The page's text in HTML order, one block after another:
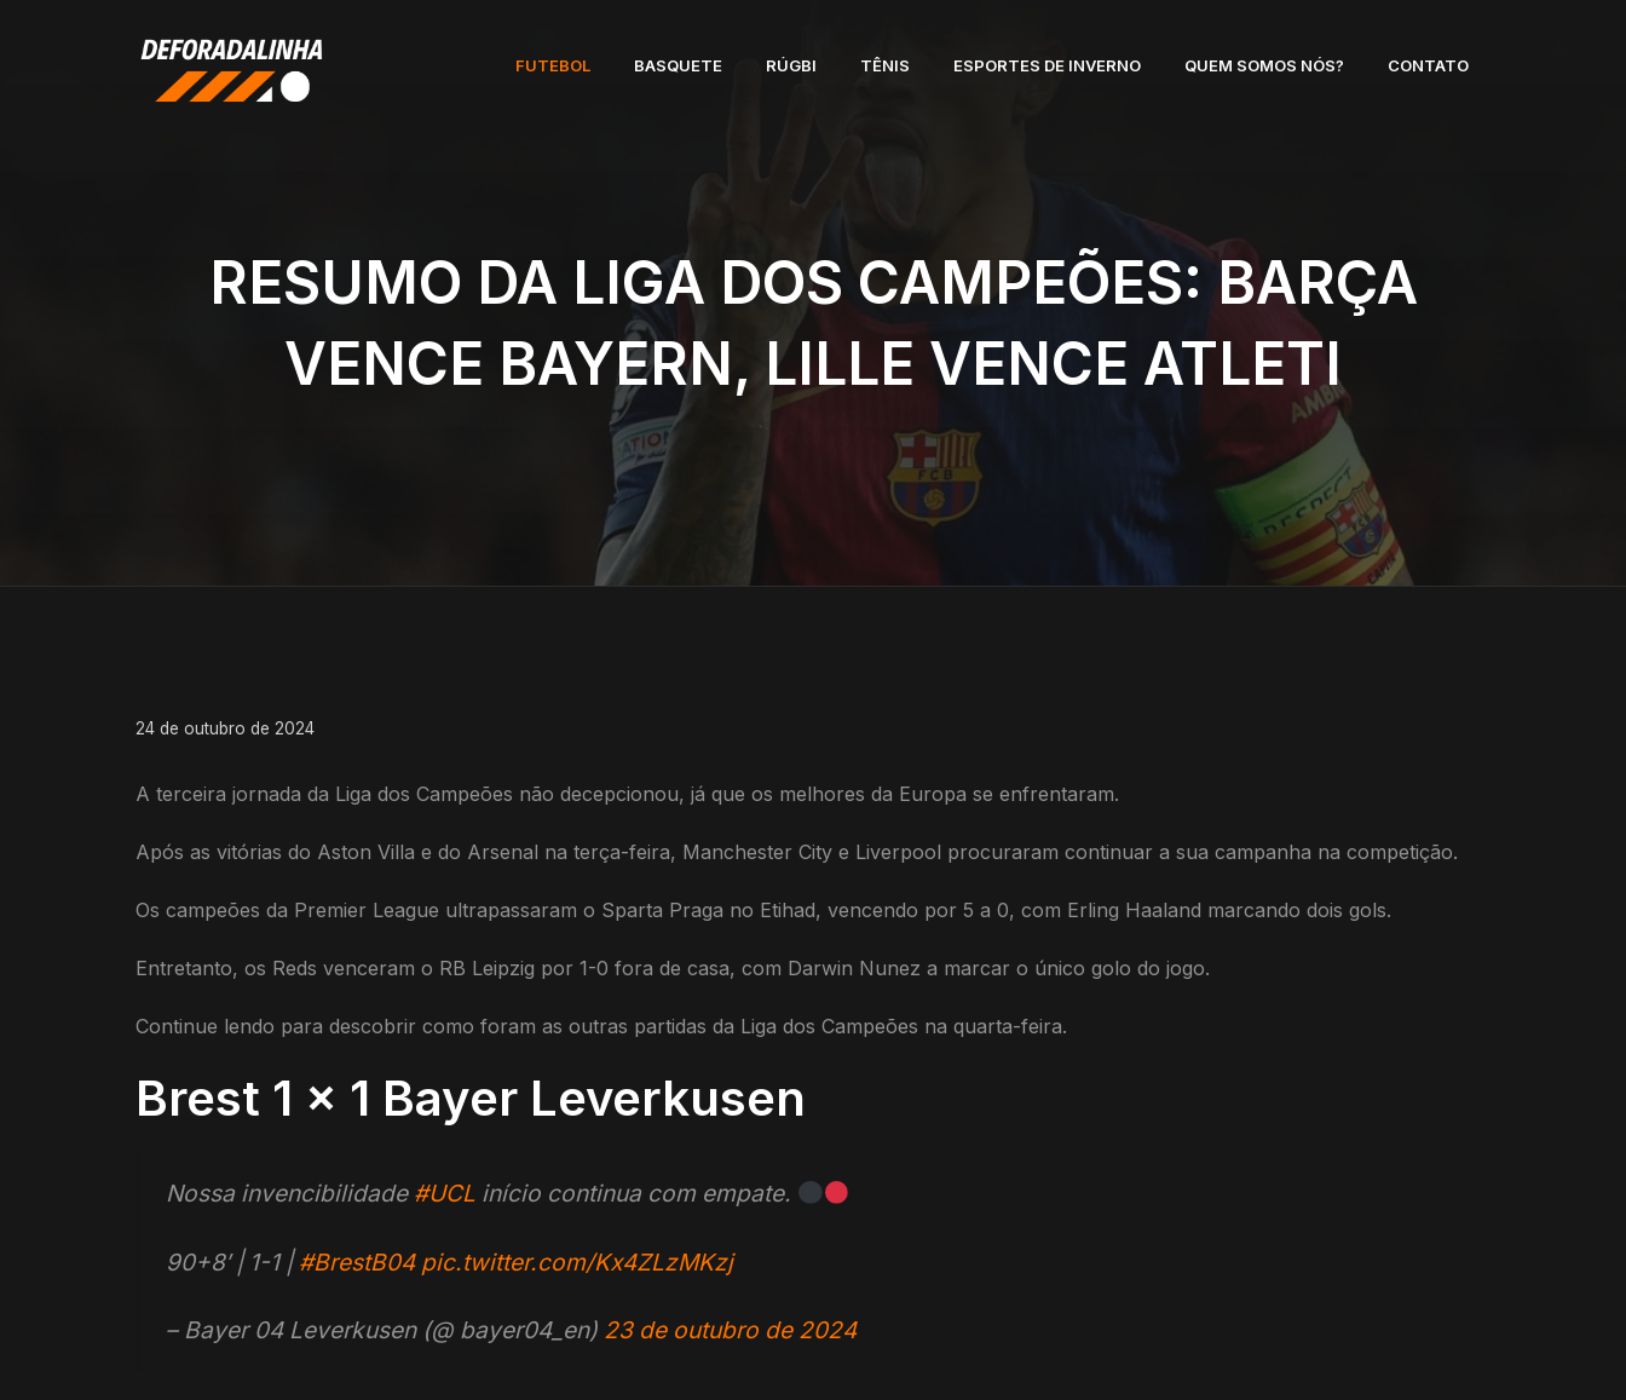
FUTEBOL BASQUETE RÚGBI TÊNIS ESPORTES DE INVERNO QUEM SOMOS NÓS? CONTATO
RESUMO DA LIGA DOS CAMPEÕES: BARÇA
VENCE BAYERN, LILLE VENCE ATLETI
24 de outubro de 2024
A terceira jornada da Liga dos Campeões não decepcionou, já que os melhores da Europa se enfrentaram.
Após as vitórias do Aston Villa e do Arsenal na terça-feira, Manchester City e Liverpool procuraram continuar a sua campanha na competição.
Os campeões da Premier League ultrapassaram o Sparta Praga no Etihad, vencendo por 5 a 0, com Erling Haaland marcando dois gols.
Entretanto, os Reds venceram o RB Leipzig por 1-0 fora de casa, com Darwin Nunez a marcar o único golo do jogo.
Continue lendo para descobrir como foram as outras partidas da Liga dos Campeões na quarta-feira.
Brest 1 x 1 Bayer Leverkusen
Nossa invencibilidade #UCL início continua com empate.
90+8′ | 1-1 |#BrestB04 pic.twitter.com/Kx4ZLzMKzj
– Bayer 04 Leverkusen (@ bayer04_en) 23 de outubro de 2024